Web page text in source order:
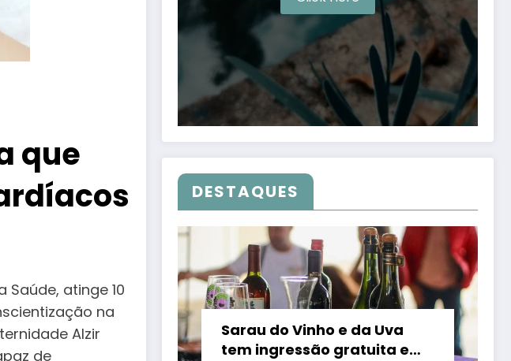
que
atinge 10
na
Alzir
de
DESTAQUES
Sarau do Vinho e da Uva
tem ingressão gratuita e